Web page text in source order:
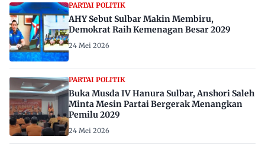
PARTAI POLITIK
AHY Sebut Sulbar Makin Membiru,
Demokrat Raih Kemenagan Besar 2029
24 Mei 2026
PARTAI POLITIK
Buka Musda IV Hanura Sulbar, Anshori Saleh
Minta Mesin Partai Bergerak Menangkan
Pemilu 2029
24 Mei 2026